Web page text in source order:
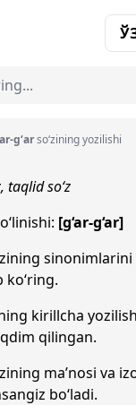
g‘arso‘zining yozilishi
taqlid so‘z
[g‘ar-g‘ar]
sinonimlarini
kirillcha
qilingan.
ma’nosi va
bo‘ladi.